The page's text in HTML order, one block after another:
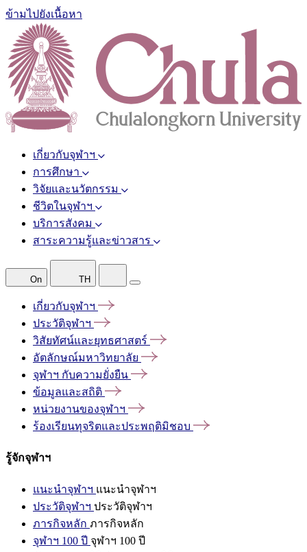
ข้ามไปยังเนื้อหา
เกี่ยวกับจุฬาฯ
การศึกษา
วิจัยและนวัตกรรม
ชีวิตในจุฬาฯ
บริการสังคม
สาระความรู้และข่าวสาร
On TH
เกี่ยวกับจุฬาฯ
ประวัติจุฬาฯ
วิสัยทัศน์และยุทธศาสตร์
อัตลักษณ์มหาวิทยาลัย
จุฬาฯ กับความยั่งยืน
ข้อมูลและสถิติ
หน่วยงานของจุฬาฯ
ร้องเรียนทุจริตและประพฤติมิชอบ
รู้จักจุฬาฯ
แนะนำจุฬาฯ แนะนำจุฬาฯ
ประวัติจุฬาฯ ประวัติจุฬาฯ
ภารกิจหลัก ภารกิจหลัก
จุฬาฯ 100 ปี จุฬาฯ 100 ปี